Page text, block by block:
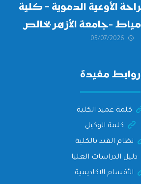
الأوعية الدموية – كلية
الطب بنين دمياط -جامعة الأزهر بخالص
الأمنيات إلى الأستاذ
05/07/2026
روابط مفيدة
كلمة عميد الكلية
كلمة الوكيل
نظام القيد بالكلية
دليل الدراسات العليا
الأقسام الاكاديمية